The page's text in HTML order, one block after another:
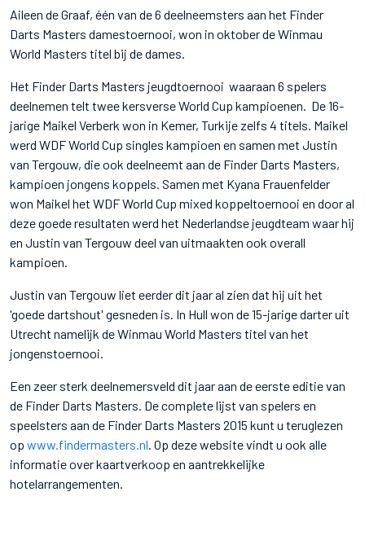
Aileen de Graaf, één van de 6 deelneemsters aan het Finder
Darts Masters damestoernooi, won in oktober de Winmau
World Masters titel bij de dames.
Het Finder Darts Masters jeugdtoernooi waaraan 6 spelers
deelnemen telt twee kersverse World Cup kampioenen. De 16-
jarige Maikel Verberk won in Kemer, Turkije zelfs 4 titels. Maikel
werd WDF World Cup singles kampioen en samen met Justin
van Tergouw, die ook deelneemt aan de Finder Darts Masters,
kampioen jongens koppels. Samen met Kyana Frauenfelder
won Maikel het WDF World Cup mixed koppeltoernooi en door al
deze goede resultaten werd het Nederlandse jeugdteam waar hij
en Justin van Tergouw deel van uitmaakten ook overall
kampioen.
Justin van Tergouw liet eerder dit jaar al zien dat hij uit het
'goede dartshout' gesneden is. In Hull won de 15-jarige darter uit
Utrecht namelijk de Winmau World Masters titel van het
jongenstoernooi.
Een zeer sterk deelnemersveld dit jaar aan de eerste editie van
de Finder Darts Masters. De complete lijst van spelers en
speelsters aan de Finder Darts Masters 2015 kunt u teruglezen
op www.findermasters.nl . Op deze website vindt u ook alle
informatie over kaartverkoop en aantrekkelijke
hotelarrangementen.